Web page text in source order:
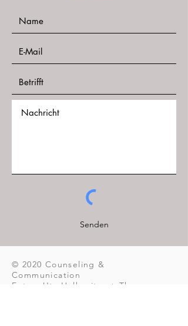
© 2020 Counseling &
Communication
Fotos: Uta Halbreiter + Thomas
Senden